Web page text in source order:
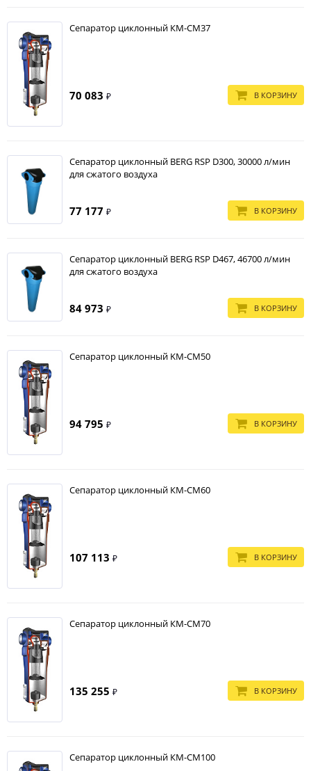
Сепаратор циклонный КМ-СМ37
70 083 ₽ В КОРЗИНУ
Сепаратор циклонный BERG RSP D300, 30000 л/мин
для сжатого воздуха
77 177 ₽ В КОРЗИНУ
Сепаратор циклонный BERG RSP D467, 46700 л/мин
для сжатого воздуха
84 973 ₽ В КОРЗИНУ
Сепаратор циклонный KМ-СМ50
94 795 ₽ В КОРЗИНУ
Сепаратор циклонный КМ-СМ60
107 113 ₽ В КОРЗИНУ
Сепаратор циклонный КМ-СМ70
135 255 ₽ В КОРЗИНУ
Сепаратор циклонный КМ-СМ100